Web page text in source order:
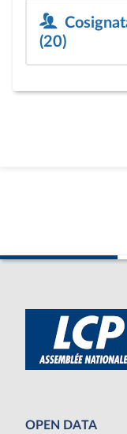
(20)
OPEN DATA